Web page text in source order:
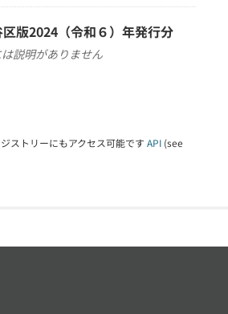
版2024（令和６）年発行分
説明がありません
ストリーにもアクセス可能です API (see